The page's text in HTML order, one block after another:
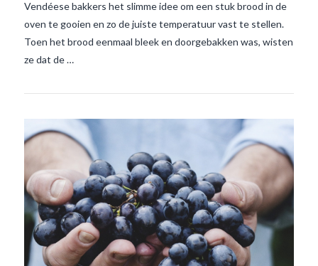
Vendéese bakkers het slimme idee om een stuk brood in de
oven te gooien en zo de juiste temperatuur vast te stellen.
Toen het brood eenmaal bleek en doorgebakken was, wisten
ze dat de …